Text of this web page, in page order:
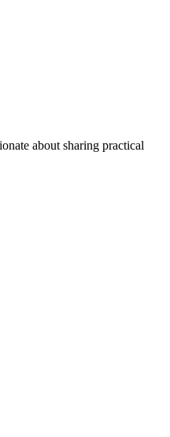
about sharing practical